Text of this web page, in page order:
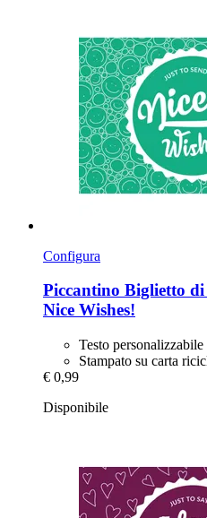
Configura
Piccantino Biglietto di
Nice Wishes!
Testo personalizzabile
Stampato su carta
€ 0,99
Disponibile